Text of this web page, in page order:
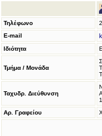
Τηλέφωνο
E-mail
Ιδιότητα
Τμήμα / Μονάδα
Ταχυδρ. Διεύθυνση
Αρ. Γραφείου